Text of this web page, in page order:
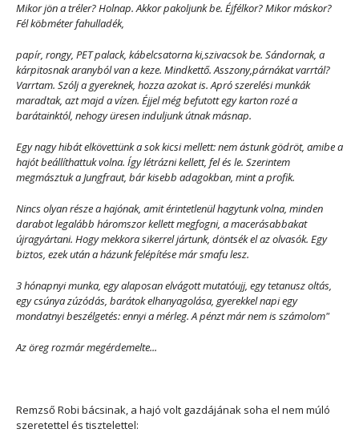
Mikor jön a tréler? Holnap. Akkor pakoljunk be. Éjfélkor? Mikor máskor?
Fél köbméter fahulladék,
papír, rongy, PET palack, kábelcsatorna ki,szivacsok be. Sándornak, a
kárpitosnak aranyból van a keze. Mindkettő. Asszony,párnákat varrtál?
Varrtam. Szólj a gyereknek, hozza azokat is. Apró szerelési munkák
maradtak, azt majd a vízen. Éjjel még befutott egy karton rozé a
barátainktól, nehogy üresen induljunk útnak másnap.
Egy nagy hibát elkövettünk a sok kicsi mellett: nem ástunk gödröt, amibe a
hajót beállíthattuk volna. Így létrázni kellett, fel és le. Szerintem
megmásztuk a Jungfraut, bár kisebb adagokban, mint a profik.
Nincs olyan része a hajónak, amit érintetlenül hagytunk volna, minden
darabot legalább háromszor kellett megfogni, a macerásabbakat
újragyártani. Hogy mekkora sikerrel jártunk, döntsék el az olvasók. Egy
biztos, ezek után a házunk felépítése már smafu lesz.
3 hónapnyi munka, egy alaposan elvágott mutatóujj, egy tetanusz oltás,
egy csúnya zúzódás, barátok elhanyagolása, gyerekkel napi egy
mondatnyi beszélgetés: ennyi a mérleg. A pénzt már nem is számolom"
Az öreg rozmár megérdemelte...
Remzső Robi bácsinak, a hajó volt gazdájának soha el nem múló
szeretettel és tisztelettel: